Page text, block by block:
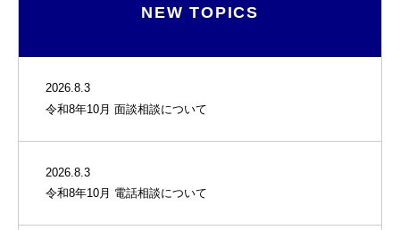
NEW TOPICS
2026.8.3
令和8年10月 面談相談について
2026.8.3
令和8年10月 電話相談について